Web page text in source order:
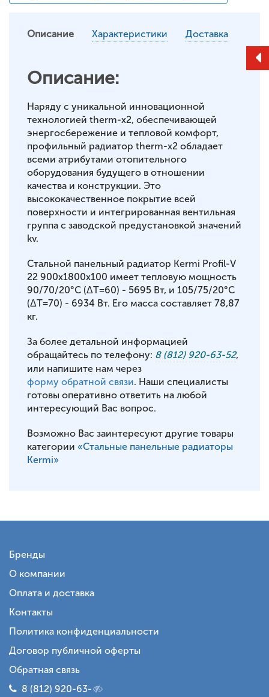
Описание Характеристики Доставка
Описание:
Наряду с уникальной инновационной
технологией therm-x2, обеспечивающей
энергосбережение и тепловой комфорт,
профильный радиатор therm-x2 обладает
всеми атрибутами отопительного
оборудования будущего в отношении
качества и конструкции. Это
высококачественное покрытие всей
поверхности и интегрированная вентильная
группа с заводской предустановкой значений
kv.
Стальной панельный радиатор Kermi Profil-V
22 900x1800x100 имеет тепловую мощность
90/70/20°С (ΔT=60) - 5695 Вт, и 105/75/20°С
(ΔT=70) - 6934 Вт. Его масса составляет 78,87
кг.
За более детальной информацией
обращайтесь по телефону: 8 (812) 920-63-52,
или напишите нам через
форму обратной связи. Наши специалисты
готовы оперативно ответить на любой
интересующий Вас вопрос.
Возможно Вас заинтересуют другие товары
категории «Стальные панельные радиаторы
Kermi»
Бренды
О компании
Оплата и доставка
Контакты
Политика конфиденциальности
Договор публичной оферты
Обратная связь
8 (812) 920-63-